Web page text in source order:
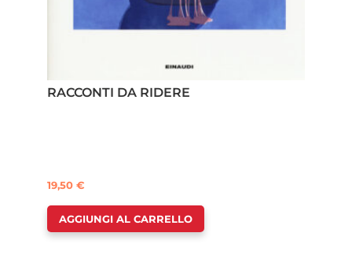
RACCONTI DA RIDERE
19,50 €
AGGIUNGI AL CARRELLO